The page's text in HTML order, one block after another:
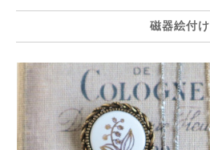
磁器絵付け